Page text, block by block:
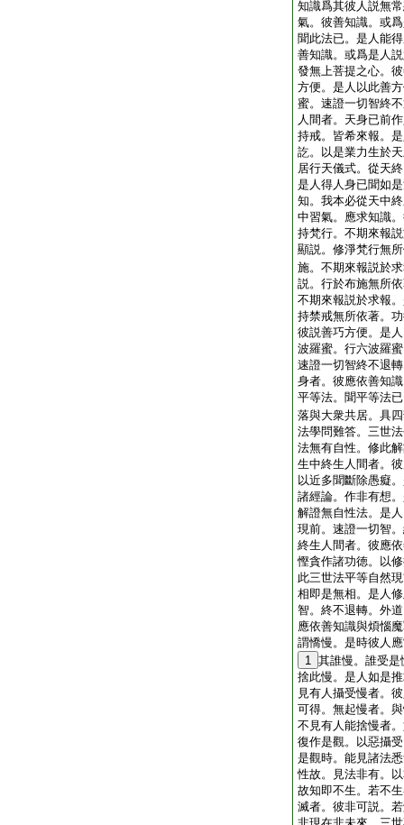
知識爲其彼人説無
氣。彼善知識。或
聞此法已。是人能
善知識。或爲是人
發無上菩提之心。
方便。是人以此善
蜜。速證一切智終
人間者。天身已前
持戒。皆希來報。
訖。以是業力生於
居行天儀式。從天
是人得人身已聞如
知。我本必從天中
中習氣。應求知識
持梵行。不期來報
顯説。修淨梵行無
施。不期來報説於
説。行於布施無所
不期來報説於求報
持禁戒無所依著。
彼説善巧方便。是
波羅蜜。行六波羅
速證一切智終不退
身者。彼應依善知
平等法。聞平等法
落與大衆共居。具
法學問難答。三世
法無有自性。修此
生中終生人間者。
以近多聞斷除愚癡
諸經論。作非有想
解證無自性法。是
現前。速證一切智
終生人間者。彼應
慳貪作諸功徳。以
此三世法平等自然
相即是無相。是人
智。終不退轉。外
應依善知識與煩惱
謂憍慢。是時彼人
1 其誰慢。誰受
捨此慢。是人如是
見有人攝受慢者。
可得。無起慢者。
不見有人能捨慢者
復作是觀。以惡攝
是觀時。能見諸法
性故。見法非有。
故知即不生。若不
滅者。彼非可説。